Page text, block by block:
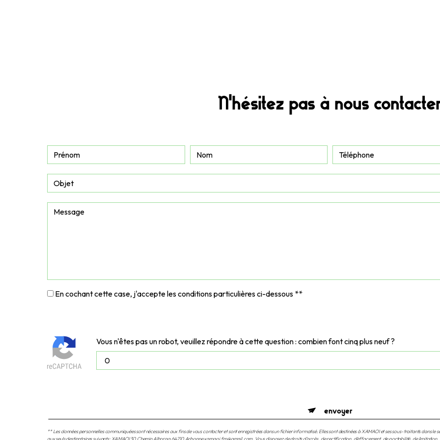
N'hésitez pas à nous
En cochant cette case, j'accepte les conditions particulières ci-dessous **
Vous n'êtes pas un robot, veuillez répondre à cette question : combien font cinq plus neuf ?
envoyer
** Les données personnelles communiquées sont nécessaires aux fins de vous contacter et sont enregistrées dans un fichier informatisé. Elles sont destinées à XAMAOI et ses sous-traitants dans